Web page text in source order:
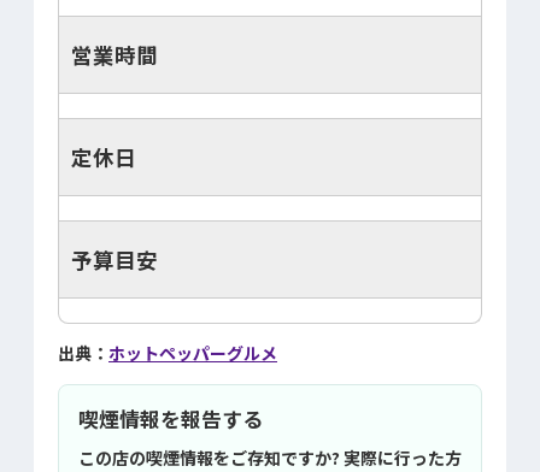
営業時間
定休日
予算目安
出典： ホットペッパーグルメ
喫煙情報を報告する
この店の喫煙情報をご存知ですか? 実際に行った方